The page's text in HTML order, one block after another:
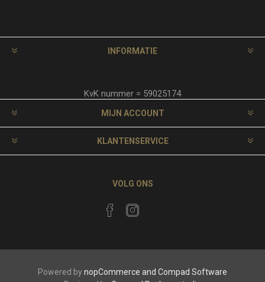
INFORMATIE
KvK nummer = 59025174
MIJN ACCOUNT
KLANTENSERVICE
VOLG ONS
Powered bynopCommerce and Compad Software